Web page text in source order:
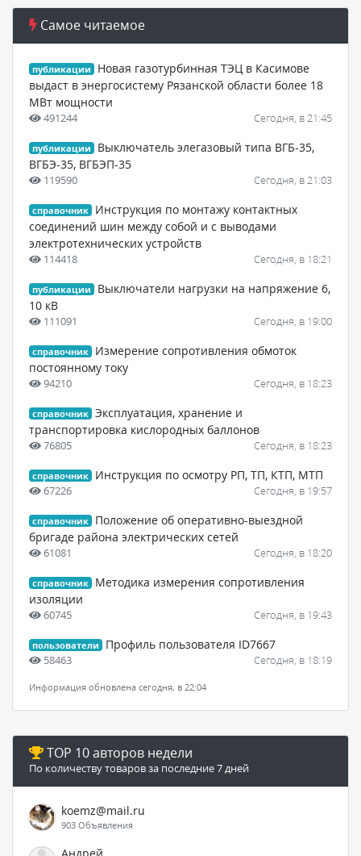
Самое читаемое
публикации
Новая газотурбинная ТЭЦ в Касимове
выдаст в энергосистему Рязанской области более 18
МВт мощности
491244 Сегодня, в 21:45
публикации
Выключатель элегазовый типа ВГБ-35,
ВГБЭ-35, ВГБЭП-35
119590 Сегодня, в 21:03
справочник
Инструкция по монтажу контактных
соединений шин между собой и с выводами
электротехнических устройств
114418 Сегодня, в 18:21
публикации
Выключатели нагрузки на напряжение 6,
10 кВ
111091 Сегодня, в 19:00
справочник
Измерение сопротивления обмоток
постоянному току
94210 Сегодня, в 18:23
справочник Эксплуатация, хранение и
транспортировка кислородных баллонов
76805 Сегодня, в 18:23
справочник Инструкция по осмотру РП, ТП, КТП, МТП
67226 Сегодня, в 19:57
справочник
Положение об оперативно-выездной
бригаде района электрических сетей
61081 Сегодня, в 18:20
справочник
Методика измерения сопротивления
изоляции
60745 Сегодня, в 19:43
пользователи Профиль пользователя ID7667
58463 Сегодня, в 18:19
Информация обновлена сегодня, в 22:04
TOP 10 авторов недели
По количеству товаров за последние 7 дней
koemz@mail.ru
903 Объявления
Андрей